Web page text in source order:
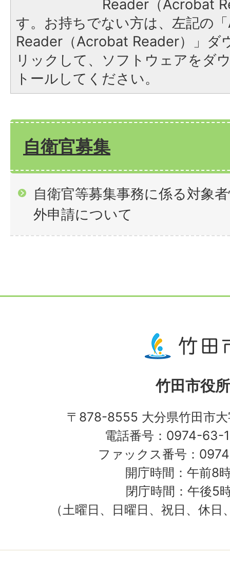
Reader（Acrobat
す。お持ちでない方は、左記の
Reader（Acrobat Reader）」ダ
リックして、ソフトウェアをダ
トールしてください。
自衛官募集
自衛官等募集事務に係る対象
外申請について
竹田市役所
〒878-8555 大分県竹田市
電話番号：0974-63-
ファックス番号：
開庁時間：午前8
閉庁時間：午後5
（土曜日、日曜日、祝日、休